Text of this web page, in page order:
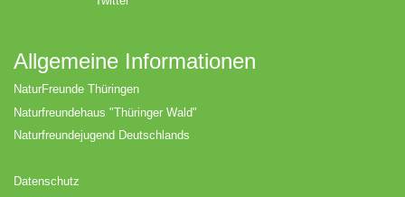
Allgemeine Informationen
NaturFreunde Thüringen
Naturfreundehaus "Thüringer Wald"
Naturfreundejugend Deutschlands
Datenschutz